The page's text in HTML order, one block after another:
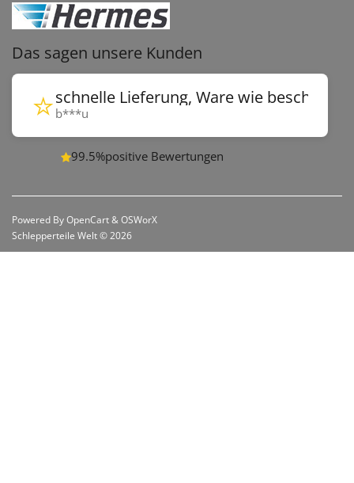
Das sagen unsere Kunden
⭐schnelle Lieferung, Ware wie
b***u
99.5%positive Bewertungen
Powered ByOpenCart&OSWorX
Schlepperteile Welt © 2026